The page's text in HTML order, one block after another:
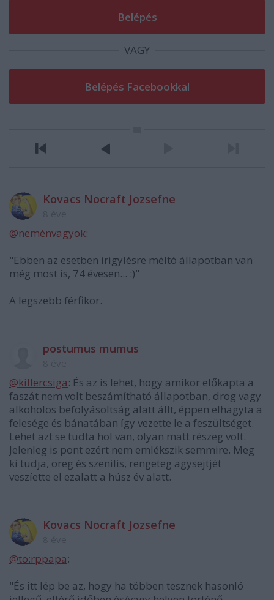
VAGY
Kovacs Nocraft Jozsefne
@neménvagyok:
"Ebben az esetben irigylésre méltó állapotban van
még most is, 74 évesen... :)"
A legszebb férfikor.
postumus mumus
@killercsiga: És az is lehet, hogy amikor előkapta a
faszát nem volt beszámítható állapotban, drog vagy
alkoholos befolyásoltság alatt állt, éppen elhagyta a
felesége és bánatában így vezette le a feszültséget.
Lehet azt se tudta hol van, olyan matt részeg volt.
Jelenleg is pont ezért nem emlékszik semmire. Meg
ki tudja, öreg és szenilis, rengeteg agysejtjét
veszíette el ezalatt a húsz év alatt.
Kovacs Nocraft Jozsefne
@to:rppapa:
"És itt lép be az, hogy ha többen tesznek hasonló